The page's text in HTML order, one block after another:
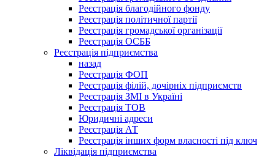
Реєстрація благодійного фонду
Реєстрація політичної партії
Реєстрація громадської організації
Реєстрація ОСББ
Реєстрація підприємства
назад
Реєстрація ФОП
Реєстрація філій, дочірніх підприємств
Реєстрація ЗМІ в Україні
Реєстрація ТОВ
Юридичні адреси
Реєстрація АТ
Реєстрація інших форм власності під ключ
Ліквідація підприємства